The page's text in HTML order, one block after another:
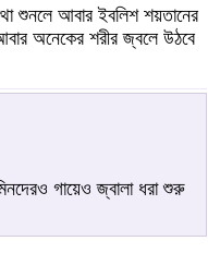
শুনলে আবার ইবলিশ শয়তানের
অনেকের শরীর জ্বলে উঠবে
গায়েও জ্বালা ধরা শুরু